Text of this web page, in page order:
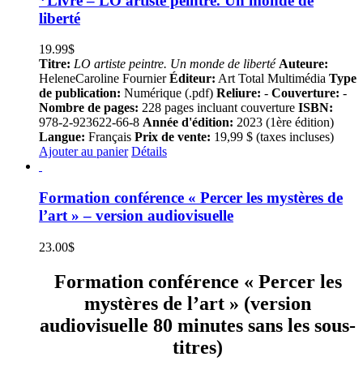
liberté
19.99$
Titre: LO artiste peintre. Un monde de liberté Auteure:
HeleneCaroline FournierÉditeur: Art Total Multimédia Type
de publication: Numérique (.pdf) Reliure: - Couverture: -
Nombre de pages: 228 pages incluant couverture ISBN:
978-2-923622-66-8 Année d'édition: 2023 (1ère édition)
Langue: Français Prix de vente: 19,99 $ (taxes incluses)
Ajouter au panier Détails
Formation conférence « Percer les mystères de
l’art » – version audiovisuelle
23.00$
Formation conférence « Percer les
mystères de l’art » (version
audiovisuelle 80 minutes sans les sous-
titres)